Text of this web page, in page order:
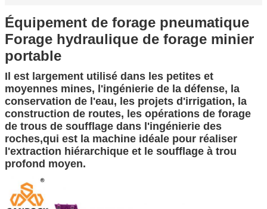
Équipement de forage pneumatique
Forage hydraulique de forage minier
portable
Il est largement utilisé dans les petites et
moyennes mines, l'ingénierie de la défense, la
conservation de l'eau, les projets d'irrigation, la
construction de routes, les opérations de forage
de trous de soufflage dans l'ingénierie des
roches,qui est la machine idéale pour réaliser
l'extraction hiérarchique et le soufflage à trou
profond moyen.